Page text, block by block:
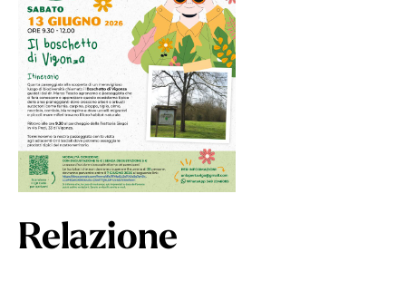
Relazione